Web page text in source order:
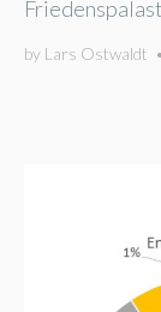
by Lars Ostwaldt •